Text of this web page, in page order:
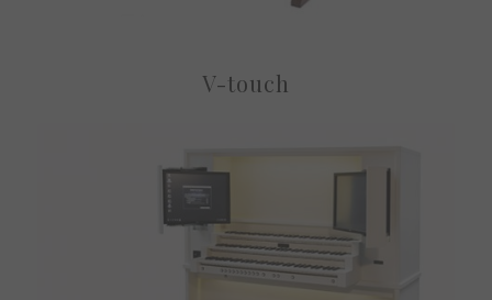
V-touch